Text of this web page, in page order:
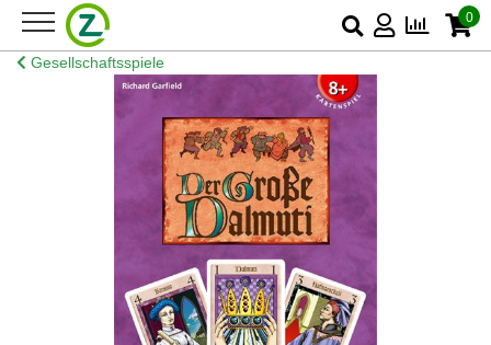
0
Gesellschaftsspiele